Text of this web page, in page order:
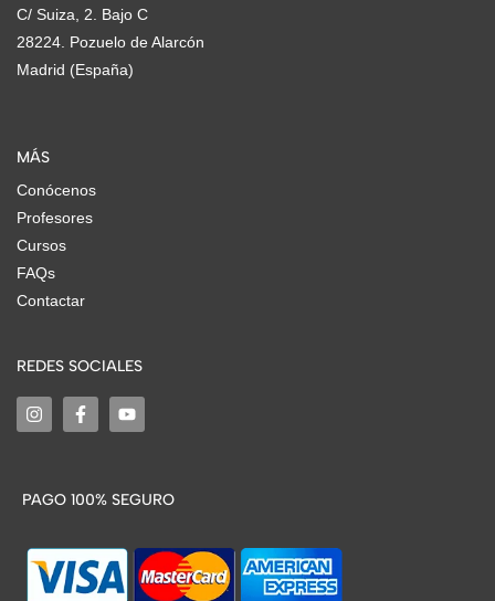
C/ Suiza, 2. Bajo C
28224. Pozuelo de Alarcón
Madrid (España)
MÁS
Conócenos
Profesores
Cursos
FAQs
Contactar
REDES SOCIALES
PAGO 100% SEGURO